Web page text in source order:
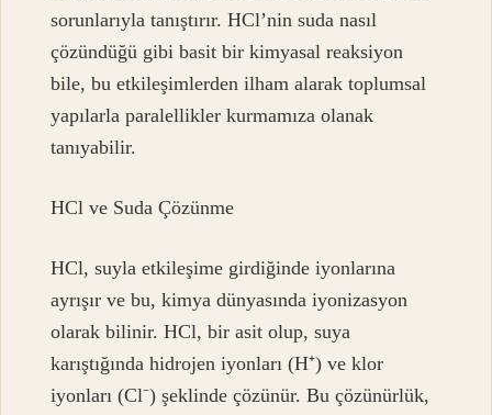
sorunlarıyla tanıştırır. HCl’nin suda nasıl
çözündüğü gibi basit bir kimyasal reaksiyon
bile, bu etkileşimlerden ilham alarak toplumsal
yapılarla paralellikler kurmamıza olanak
tanıyabilir.
HCl ve Suda Çözünme
HCl, suyla etkileşime girdiğinde iyonlarına
ayrışır ve bu, kimya dünyasında iyonizasyon
olarak bilinir. HCl, bir asit olup, suya
karıştığında hidrojen iyonları (H⁺) ve klor
iyonları (Cl⁻) şeklinde çözünür. Bu çözünürlük,